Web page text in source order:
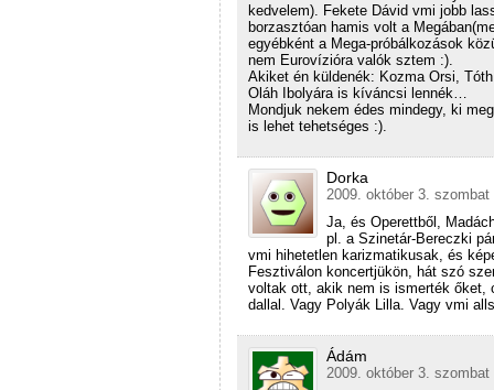
kedvelem). Fekete Dávid vmi jobb
borzasztóan hamis volt a
egyébként a Mega-próbálkozások
nem Eurovízióra valók sztem :).
Akiket én küldenék: Kozma Orsi,
Oláh Ibolyára is kíváncsi lennék…
Mondjuk nekem édes mindegy, ki
is lehet tehetséges :).
Dorka
2009. október 3. szombat
Ja, és Operettből,
pl. a Szinetár-Bereczki
vmi hihetetlen karizmatikusak, és
Fesztiválon koncertjükön, hát szó
voltak ott, akik nem is ismerték
dallal. Vagy Polyák Lilla. Vagy vmi
Ádám
2009. október 3. szombat